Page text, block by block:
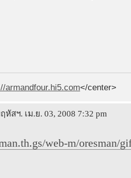
armandfour.hi5.com</center>
หัสฯ. เม.ย. 03, 2008 7:32 pm
web-m/oresman/